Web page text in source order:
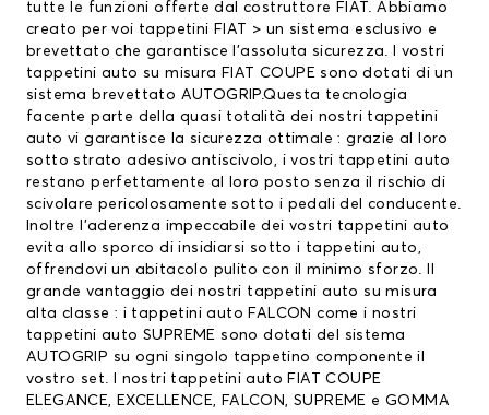
tutte le funzioni offerte dal costruttore FIAT. Abbiamo
creato per voi tappetini FIAT
> un sistema esclusivo e
brevettato che garantisce l’assoluta sicurezza. I vostri
tappetini auto su misura FIAT COUPE sono dotati di un
sistema brevettato AUTOGRIP.Questa tecnologia
facente parte della quasi totalità dei nostri tappetini
auto vi garantisce la sicurezza ottimale : grazie al loro
sotto strato adesivo antiscivolo, i vostri tappetini auto
restano perfettamente al loro posto senza il rischio di
scivolare pericolosamente sotto i pedali del conducente.
Inoltre l’aderenza impeccabile dei vostri tappetini auto
evita allo sporco di insidiarsi sotto i tappetini auto,
offrendovi un abitacolo pulito con il minimo sforzo. Il
grande vantaggio dei nostri tappetini auto su misura
alta classe : i tappetini auto FALCON come i nostri
tappetini auto SUPREME sono dotati del sistema
AUTOGRIP su ogni singolo tappetino componente il
vostro set. I nostri tappetini auto FIAT COUPE
ELEGANCE, EXCELLENCE, FALCON, SUPREME e GOMMA